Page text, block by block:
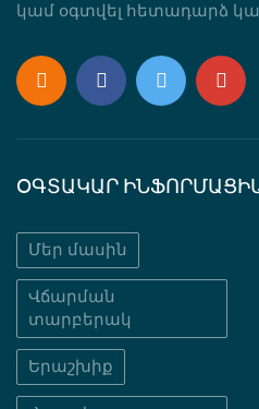
կամ օգտվել հետադարձ
ՕԳՏԱԿԱՐ
Մեր մասին
Վճարման
տարբերակ
Երաշխիք